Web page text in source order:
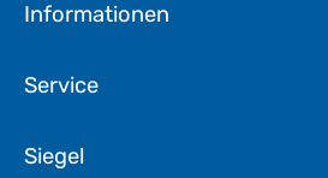
Informationen
Service
Siegel